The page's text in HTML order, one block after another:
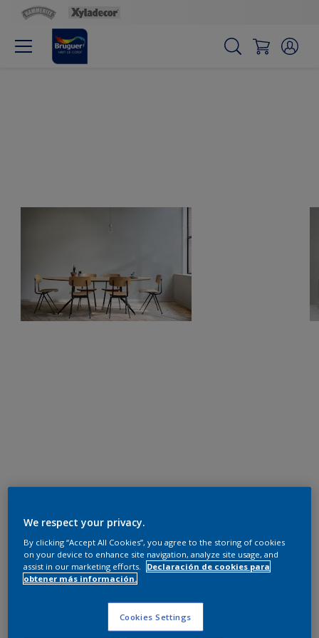
We respect your privacy.
By clicking “Accept All Cookies”, you agree to the storing of cookies
on your device to enhance site navigation, analyze site usage, and
assist in our marketing efforts.
Declaración de cookies para
obtener más información.
Cookies Settings